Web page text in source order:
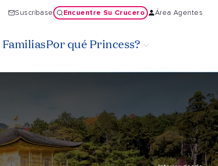
Suscríbase Encuentre Su Crucero Área Agentes
Por qué Princess?